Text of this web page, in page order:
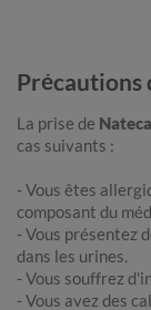
Précautions
La prise de
cas suivants :
- Vous êtes
composant du
- Vous présentez
dans les urines.
- Vous souffrez
- Vous avez des